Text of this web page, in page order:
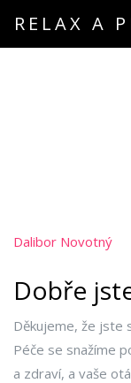
RELAX A
Dalibor Novotný
Dobře
Děkujeme, že jste
Péče se snažíme
a zdraví, a vaše